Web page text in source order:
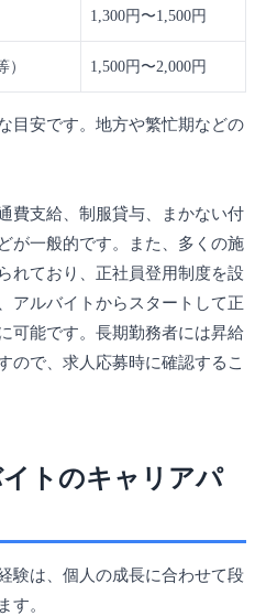
1,300円〜1,500円
1,500円〜2,000円
目安です。地方や繁忙期などの
費支給、制服貸与、まかない付
が一般的です。また、多くの施
れており、正社員登用制度を設
アルバイトからスタートして正
可能です。長期勤務者には昇給
ので、求人応募時に確認するこ
トのキャリアパ
験は、個人の成長に合わせて段
す。